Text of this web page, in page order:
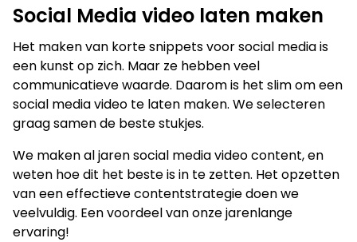
Social Media video laten maken
Het maken van korte snippets voor social media is
een kunst op zich. Maar ze hebben veel
communicatieve waarde. Daarom is het slim om een
social media video te laten maken. We selecteren
graag samen de beste stukjes.
We maken al jaren social media video content, en
weten hoe dit het beste is in te zetten. Het opzetten
van een effectieve contentstrategie doen we
veelvuldig. Een voordeel van onze jarenlange
ervaring!